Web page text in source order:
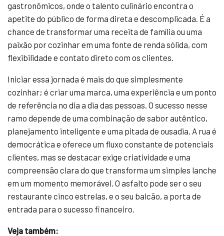
gastronômicos, onde o talento culinário encontra o
apetite do público de forma direta e descomplicada. É a
chance de transformar uma receita de família ou uma
paixão por cozinhar em uma fonte de renda sólida, com
flexibilidade e contato direto com os clientes.
Iniciar essa jornada é mais do que simplesmente
cozinhar; é criar uma marca, uma experiência e um ponto
de referência no dia a dia das pessoas. O sucesso nesse
ramo depende de uma combinação de sabor autêntico,
planejamento inteligente e uma pitada de ousadia. A rua é
democrática e oferece um fluxo constante de potenciais
clientes, mas se destacar exige criatividade e uma
compreensão clara do que transforma um simples lanche
em um momento memorável. O asfalto pode ser o seu
restaurante cinco estrelas, e o seu balcão, a porta de
entrada para o sucesso financeiro.
Veja também: